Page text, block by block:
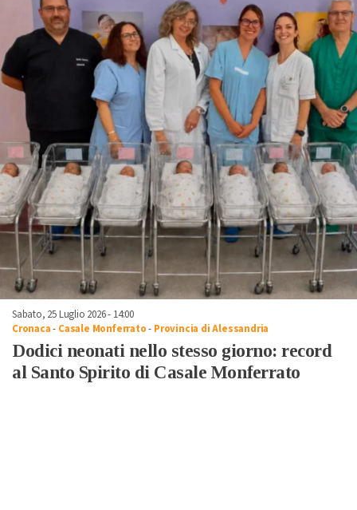
Sabato, 25 Luglio 2026 - 14:00
Cronaca- Casale Monferrato- Provincia di Alessandria
Dodici neonati nello stesso giorno: record
al Santo Spirito di Casale Monferrato